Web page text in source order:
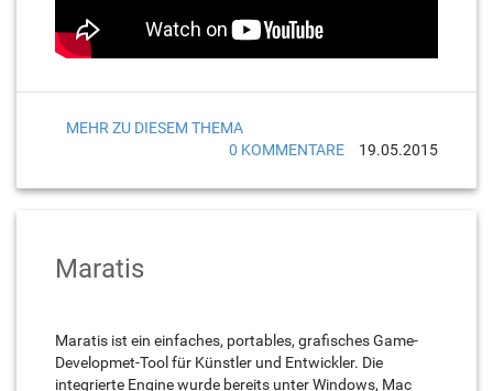
MEHR ZU DIESEM THEMA
0 KOMMENTARE
19.05.2015
Maratis
Maratis ist ein einfaches, portables, grafisches Game-
Developmet-Tool für Künstler und Entwickler. Die
integrierte Engine wurde bereits unter Windows, Mac